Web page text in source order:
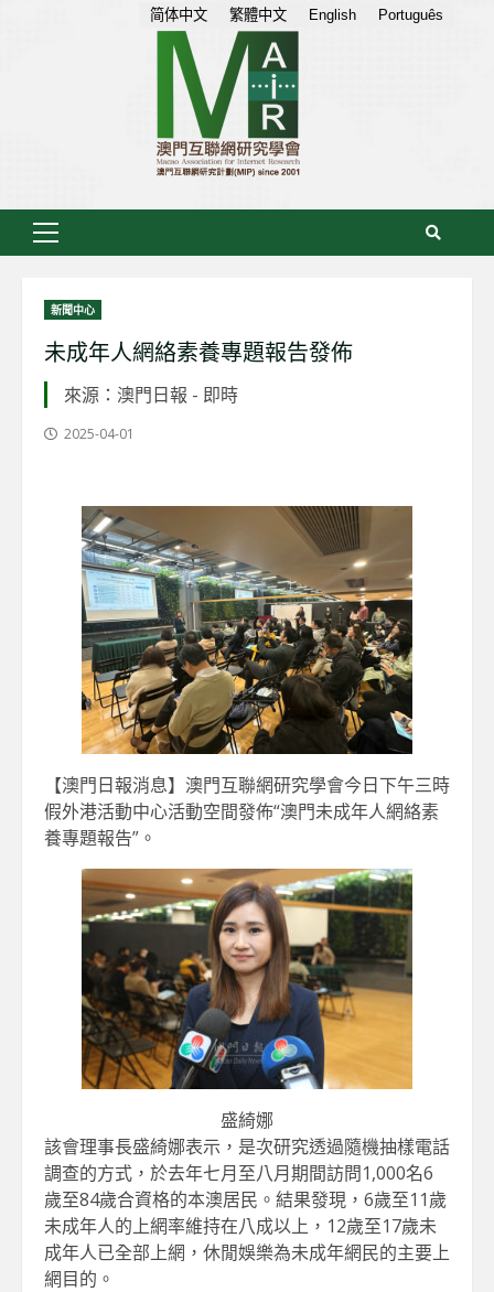
Primary
新聞中心
未成年人網絡素養專題報告發佈
來源：澳門日報 - 即時
2025-04-01
【澳門日報消息】澳門互聯網研究學會今日下午三時
假外港活動中心活動空間發佈“澳門未成年人網絡素
養專題報告”。
盛綺娜
該會理事長盛綺娜表示，是次研究透過隨機抽樣電話
調查的方式，於去年七月至八月期間訪問1,000名6
歲至84歲合資格的本澳居民。結果發現，6歲至11歲
未成年人的上網率維持在八成以上，12歲至17歲未
成年人已全部上網，休閒娛樂為未成年網民的主要上
網目的。
简体中文 繁體中文 English Português